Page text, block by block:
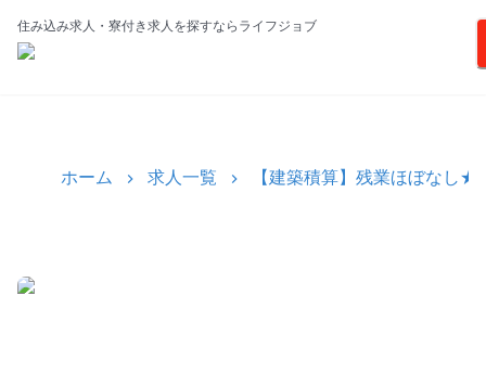
住み込み求人・寮付き求人を探すならライフジョブ
ホーム 求人一覧 【建築積算】残業ほぼなし